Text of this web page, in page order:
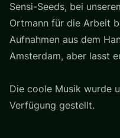
Sensi-Seeds, bei
Ortmann für die Arbeit
Aufnahmen aus dem
Amsterdam, aber lasst
Die coole Musik wurde
Verfügung gestellt.